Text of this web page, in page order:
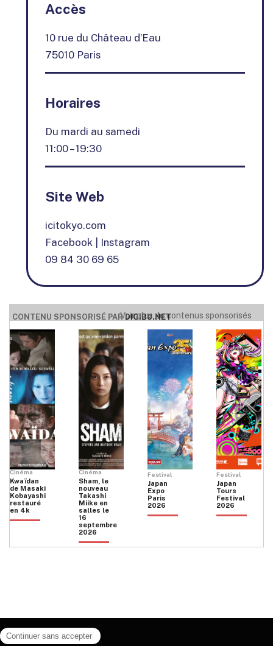
−
Accès
10 rue du Château d’Eau
75010 Paris
Horaires
Du mardi au samedi
11:00 – 19:30
Site Web
icitokyo.com
Facebook
Instagram
09 84 30 69 65
CONTENU SPONSORISÉ PARDIGIBU.NET
Voir plus de contenus sponsorisés
Cinéma
Kwaïdan
de Masaki
Kobayashi
restauré
en 4k
Cinéma
Sham, le
nouveau
Takashi
Miike en
salles le
16
septembre
2026
Festival
Japan
Expo
Paris
2026
Festival
Japan
Tours
Festival
2026